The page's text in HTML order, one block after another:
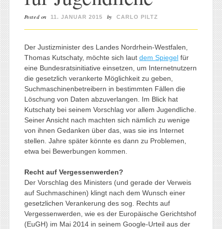
Posted on 11. JANUAR 2015 by CARLO PILTZ
Der Justizminister des Landes Nordrhein-Westfalen,
Thomas Kutschaty, möchte sich laut dem Spiegelfür
eine Bundesratsinitiative einsetzen, um Internetnutzern
die gesetzlich verankerte Möglichkeit zu geben,
Suchmaschinenbetreibern in bestimmten Fällen die
Löschung von Daten abzuverlangen. Im Blick hat
Kutschaty bei seinem Vorschlag vor allem Jugendliche.
Seiner Ansicht nach machten sich nämlich zu wenige
von ihnen Gedanken über das, was sie ins Internet
stellen. Jahre später könnte es dann zu Problemen,
etwa bei Bewerbungen kommen.
Recht auf Vergessenwerden?
Der Vorschlag des Ministers (und gerade der Verweis
auf Suchmaschinen) klingt nach dem Wunsch einer
gesetzlichen Verankerung des sog. Rechts auf
Vergessenwerden, wie es der Europäische Gerichtshof
(EuGH) im Mai 2014 in seinem Google-Urteil aus der